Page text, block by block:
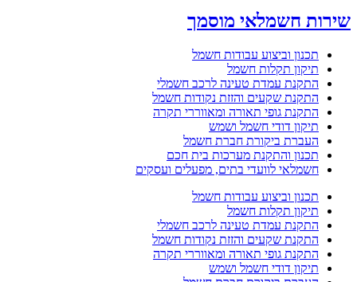
שירות חשמלאי מוסמך
תכנון וביצוע עבודות חשמל
תיקון תקלות חשמל
התקנת עמדת טעינה לרכב חשמלי
התקנת שקעים והזזת נקודות חשמל
התקנת גופי תאורה ומאווררי תקרה
תיקון דודי חשמל ושמש
העברת ביקורת חברת חשמל
תכנון והתקנת מערכות בית חכם
חשמלאי לוועדי בתים, מפעלים ועסקים
תכנון וביצוע עבודות חשמל
תיקון תקלות חשמל
התקנת עמדת טעינה לרכב חשמלי
התקנת שקעים והזזת נקודות חשמל
התקנת גופי תאורה ומאווררי תקרה
תיקון דודי חשמל ושמש